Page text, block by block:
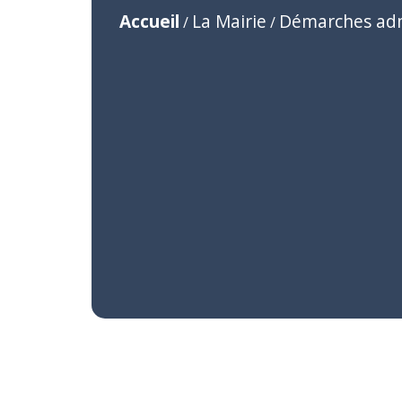
Accueil / La Mairie / Démarches